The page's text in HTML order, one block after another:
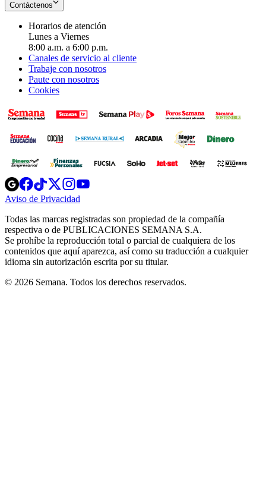
Contáctenos
Horarios de atención
Lunes a Viernes
8:00 a.m. a 6:00 p.m.
Canales de servicio al cliente
Trabaje con nosotros
Paute con nosotros
Cookies
Opens
in
new
Opens
in
new
Opens
in
new
window
Opens
new
windowwindow
Aviso de Privacidad
new
window
Todas las marcas registradas son propiedad de la compañía
respectiva o de PUBLICACIONES SEMANA S.A.
Se prohíbe la reproducción total o parcial de cualquiera de los
contenidos que aquí aparezca, así como su traducción a cualquier
idioma sin autorización escrita por su titular.
© 2026 Semana. Todos los derechos reservados.